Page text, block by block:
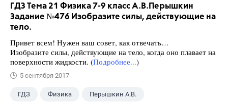
ГДЗ Тема 21 Физика 7-9 класс А.В.Перышкин
Задание №476 Изобразите силы, действующие на
тело.
Привет всем! Нужен ваш совет, как отвечать…
Изобразите силы, действующие на тело, когда оно плавает на
поверхности жидкости. (Подробнее...)
5 сентября 2017
ГДЗ Физика Перышкин А.В.